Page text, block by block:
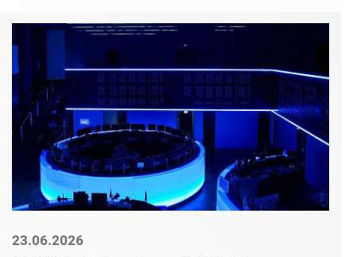
23.06.2026